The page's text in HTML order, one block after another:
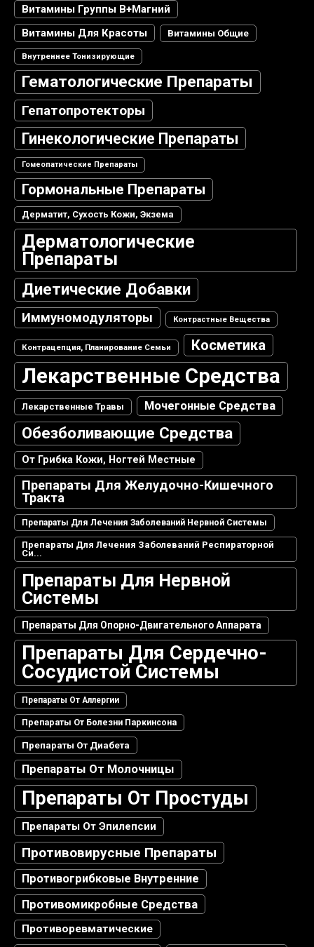
Витамины Группы В+магний
Витамины Для Красоты
Витамины Общие
Внутреннее Тонизирующие
Гематологические Препараты
Гепатопротекторы
Гинекологические Препараты
Гомеопатические Препараты
Гормональные Препараты
Дерматит, Сухость Кожи, Экзема
Дерматологические
Препараты
Диетические Добавки
Иммуномодуляторы Контрастные Вещества
Контрацепция, Планирование Семьи Косметика
Лекарственные Средства
Лекарственные Травы Мочегонные Средства
Обезболивающие Средства
От Грибка Кожи, Ногтей Местные
Препараты Для Желудочно-Кишечного
Тракта
Препараты Для Лечения Заболеваний Нервной Системы
Препараты Для Лечения Заболеваний Респираторной
Си...
Препараты Для Нервной
Системы
Препараты Для Опорно-Двигательного Аппарата
Препараты Для Сердечно-
Сосудистой Системы
Препараты От Аллергии
Препараты От Болезни Паркинсона
Препараты От Диабета
Препараты От Молочницы
Препараты От Простуды
Препараты От Эпилепсии
Противовирусные Препараты
Противогрибковые Внутренние
Противомикробные Средства
Противоревматические